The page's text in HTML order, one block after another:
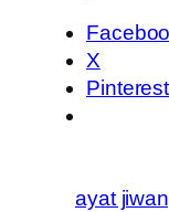
X
Pinterest
ayat